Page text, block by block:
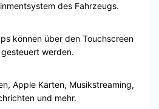
des Fahrzeugs.
können über den Touchscreen
werden.
Apple Karten, Musikstreaming,
und mehr.